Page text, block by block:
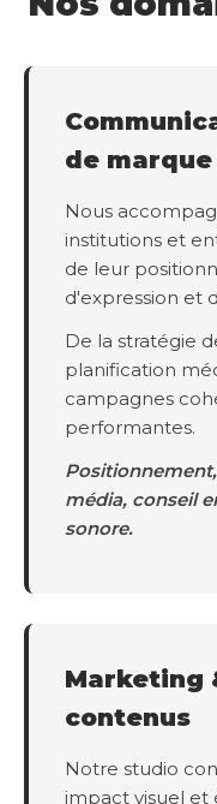
de marque
Nous
institutions et
de leur
d'expression et
De la stratégie
planification
campagnes
performantes.
média, conseil
sonore.
Marketing
contenus
Notre studio
impact visuel et